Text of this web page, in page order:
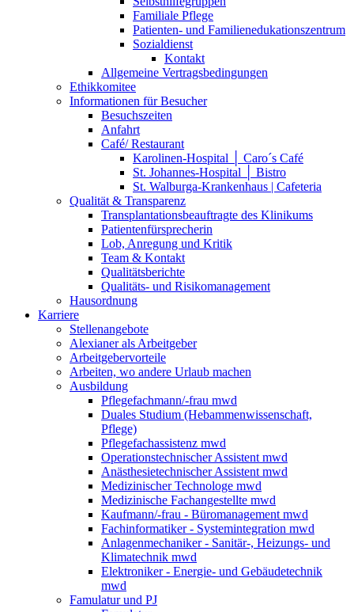
Familiale Pflege
Patienten- und Familienedukationszentrum
Sozialdienst
Kontakt
Allgemeine Vertragsbedingungen
Ethikkomitee
Informationen für Besucher
Besuchszeiten
Anfahrt
Café/ Restaurant
Karolinen-Hospital │ Caro´s Café
St. Johannes-Hospital │ Bistro
St. Walburga-Krankenhaus | Cafeteria
Qualität & Transparenz
Transplantationsbeauftragte des Klinikums
Patientenfürsprecherin
Lob, Anregung und Kritik
Team & Kontakt
Qualitätsberichte
Qualitäts- und Risikomanagement
Hausordnung
Karriere
Stellenangebote
Alexianer als Arbeitgeber
Arbeitgebervorteile
Arbeiten, wo andere Urlaub machen
Ausbildung
Pflegefachmann/-frau mwd
Duales Studium (Hebammenwissenschaft,
Pflege)
Pflegefachassistenz mwd
Operationstechnischer Assistent mwd
Anästhesietechnischer Assistent mwd
Medizinischer Technologe mwd
Medizinische Fachangestellte mwd
Kaufmann/-frau - Büromanagement mwd
Fachinformatiker - Systemintegration mwd
Anlagenmechaniker - Sanitär-, Heizungs- und
Klimatechnik mwd
Elektroniker - Energie- und Gebäudetechnik
mwd
Famulatur und PJ